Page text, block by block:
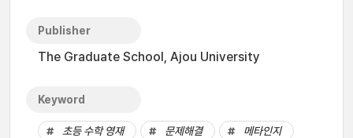
Publisher
The Graduate School, Ajou University
Keyword
초등 수학 영재 문제해결 메타인지